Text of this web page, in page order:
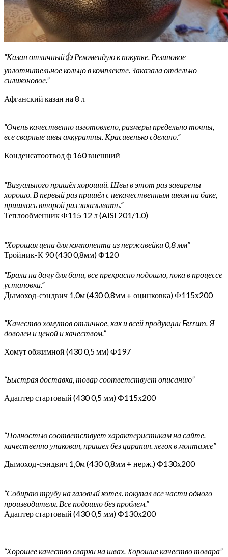
“Казан отличный👍 Рекомендую к покупке. Резиновое
уплотнительное кольцо в комплекте. Заказала отдельно
силиконовое.”
Афганский казан на 8 л
“Очень качественно изготовлено, размеры предельно точны,
все сварные швы аккуратны. Красивенько сделано.”
Конденсатоотвод ф 160 внешний
“Визуального пришёл хороший. Швы в этот раз заварены
хорошо. В первый раз пришёл с некачественным швом на баке,
пришлось второй раз заказывать.”
Теплообменник Ф115 12 л (AISI 201/1.0)
“Хорошая цена для компонента из нержавейки 0,8 мм”
Тройник-К 90 (430 0,8мм) Ф120
“Брали на дачу для бани, все прекрасно подошло, пока в процессе
установки.”
Дымоход-сэндвич 1,0м (430 0,8мм + оцинковка) Ф115х200
“Качество хомутов отличное, как и всей продукции Ferrum. Я
доволен и ценой и качеством.”
Хомут обжимной (430 0,5 мм) Ф197
“Быстрая доставка, товар соответствует описанию”
Адаптер стартовый (430 0,5 мм) Ф115х200
“Полностью соответствует характеристикам на сайте.
качественно упакован, пришел без царапин. легок в монтаже”
Дымоход-сэндвич 1,0м (430 0,8мм + нерж.) Ф130х200
“Собираю трубу на газовый котел. покупал все части одного
производителя. Все подошло без проблем.”
Адаптер стартовый (430 0,5 мм) Ф130х200
“Хорошее качество сварки на швах. Хорошие качество товара”